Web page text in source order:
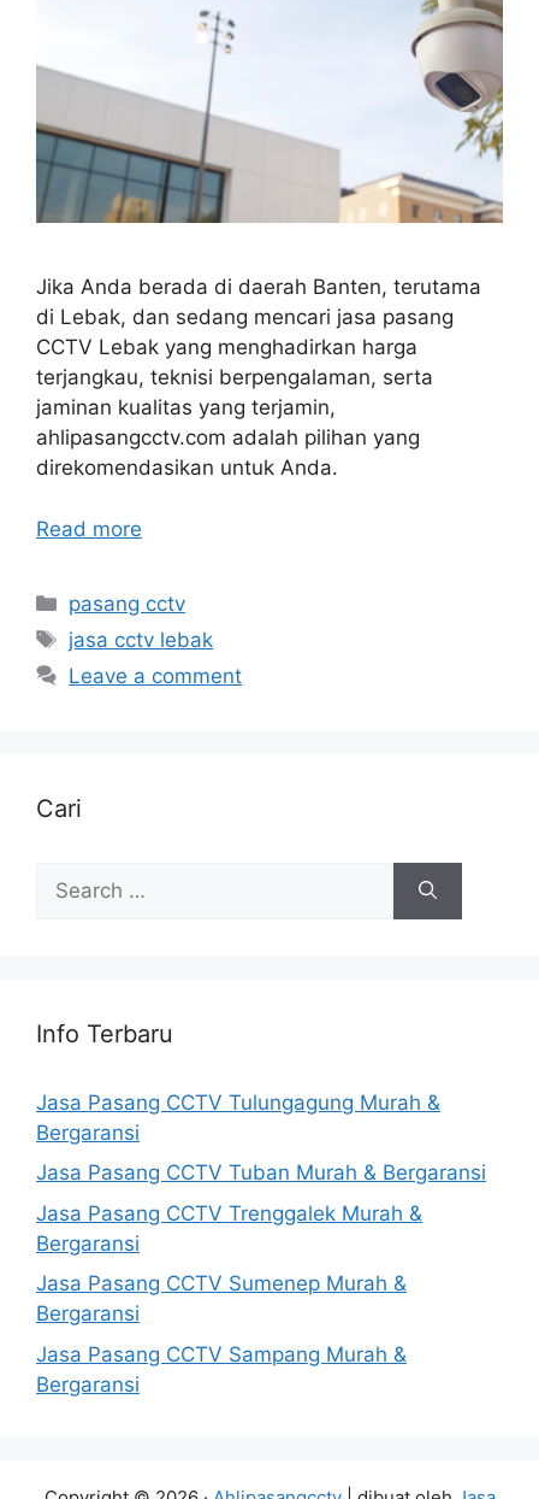
Jika Anda berada di daerah Banten, terutama
di Lebak, dan sedang mencari jasa pasang
CCTV Lebak yang menghadirkan harga
terjangkau, teknisi berpengalaman, serta
jaminan kualitas yang terjamin,
ahlipasangcctv.com adalah pilihan yang
direkomendasikan untuk Anda.
Read more
Categories
pasang cctv
Tags
jasa cctv lebak
Leave a comment
Cari
for:
Info Terbaru
Jasa Pasang CCTV Tulungagung Murah &
Bergaransi
Jasa Pasang CCTV Tuban Murah & Bergaransi
Jasa Pasang CCTV Trenggalek Murah &
Bergaransi
Jasa Pasang CCTV Sumenep Murah &
Bergaransi
Jasa Pasang CCTV Sampang Murah &
Bergaransi